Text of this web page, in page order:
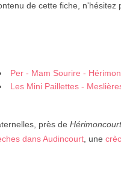
de cette fiche,
Per - Mam Sourire -
Les Mini Paillettes -
près de Hérimoncourt
dans Audincourt , une